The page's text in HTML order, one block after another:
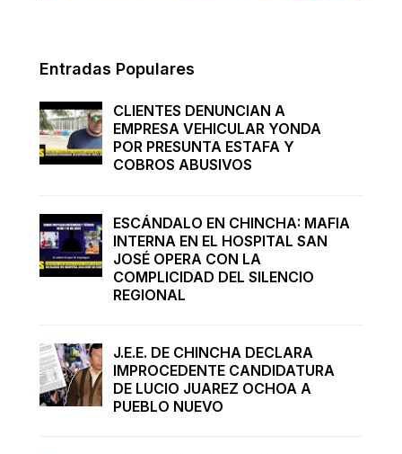
Entradas Populares
CLIENTES DENUNCIAN A
EMPRESA VEHICULAR YONDA
POR PRESUNTA ESTAFA Y
COBROS ABUSIVOS
ESCÁNDALO EN CHINCHA: MAFIA
INTERNA EN EL HOSPITAL SAN
JOSÉ OPERA CON LA
COMPLICIDAD DEL SILENCIO
REGIONAL
J.E.E. DE CHINCHA DECLARA
IMPROCEDENTE CANDIDATURA
DE LUCIO JUAREZ OCHOA A
PUEBLO NUEVO